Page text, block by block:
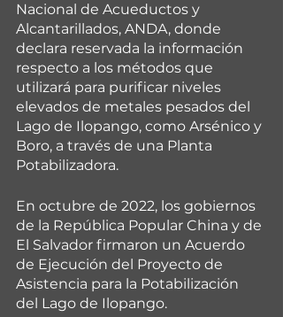
Nacional de Acueductos y
Alcantarillados, ANDA, donde
declara reservada la información
respecto a los métodos que
utilizará para purificar niveles
elevados de metales pesados del
Lago de Ilopango, como Arsénico y
Boro, a través de una Planta
Potabilizadora.
En octubre de 2022, los gobiernos
de la República Popular China y de
El Salvador firmaron un Acuerdo
de Ejecución del Proyecto de
Asistencia para la Potabilización
del Lago de Ilopango.